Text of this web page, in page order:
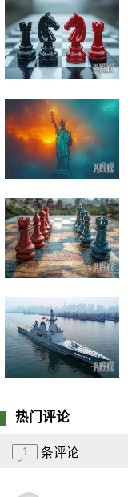
热门评论
1 条评论